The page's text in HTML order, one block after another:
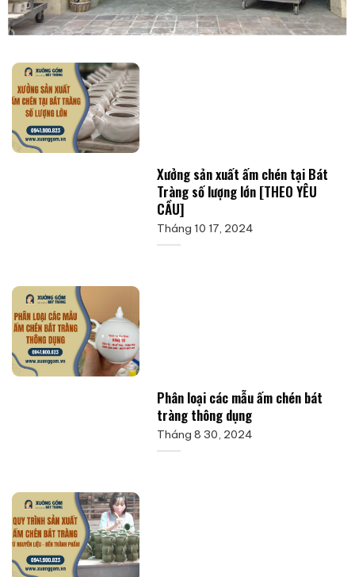
Xưởng sản xuất ấm chén tại Bát
Tràng số lượng lớn [THEO YÊU
CẦU]
Tháng 10 17, 2024
Phân loại các mẫu ấm chén bát
tràng thông dụng
Tháng 8 30, 2024